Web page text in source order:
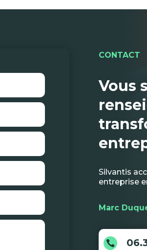
CONTACT
Vous
Silvantis
entreprise
Marc
